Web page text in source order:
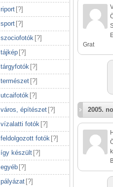
riport [?]
sport [?]
szociofotók [?]
tájkép [?]
tárgyfotók [?]
természet [?]
utcaifotók [?]
város, építészet [?]
vízalatti fotók [?]
feldolgozott fotók [?]
így készült [?]
egyéb [?]
pályázat [?]
Grat
2005.